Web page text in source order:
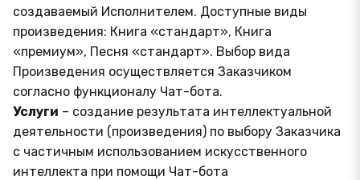
создаваемый Исполнителем. Доступные виды
произведения: Книга «стандарт», Книга
«премиум», Песня «стандарт». Выбор вида
Произведения осуществляется Заказчиком
согласно функционалу Чат-бота.
Услуги – создание результата интеллектуальной
деятельности (произведения) по выбору Заказчика
с частичным использованием искусственного
интеллекта при помощи Чат-бота